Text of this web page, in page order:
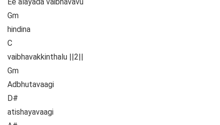
Gm
hindina
C
vaibhavakkinthalu ||2||
Gm
Adbhutavaagi
D#
atishayavaagi